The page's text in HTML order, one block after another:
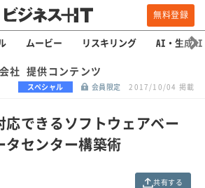
無料登録
ムービー リスキリング AI・生成AI
社 提供コンテンツ
スペシャル 会員限定 2017/10/04 掲載
応できるソフトウェアベー
タセンター構築術
共有する